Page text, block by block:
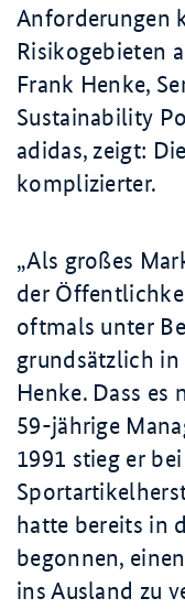
Anforderungen
Risikogebieten
Frank Henke,
Sustainability
adidas, zeigt:
komplizierter.
Als großes
der
oftmals unter
grundsätzlich
Henke. Dass
59-jährige
1991 stieg er
hatte bereits in
begonnen,
ins Ausland zu